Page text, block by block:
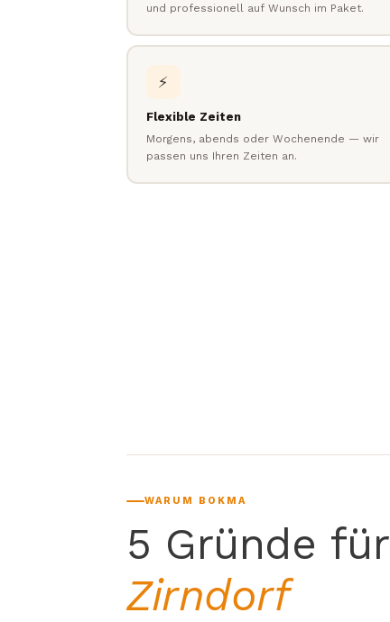
und professionell auf Wunsch im Paket.
⚡
Flexible Zeiten
Morgens, abends oder Wochenende — wir
passen uns Ihren Zeiten an.
WARUM BOKMA
5 Gründe für
Zirndorf